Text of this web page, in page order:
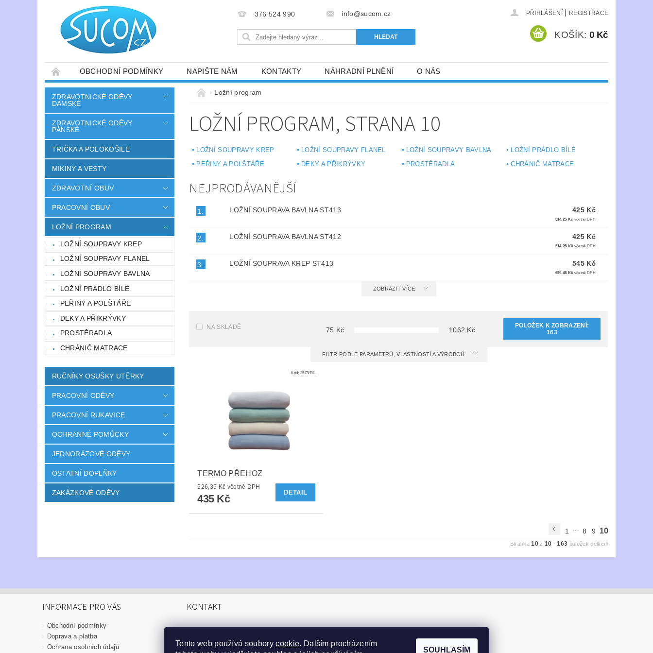
376 524 990 info@sucom.cz PŘIHLÁŠENÍ REGISTRACE
KOŠÍK: 0 Kč
OBCHODNÍ PODMÍNKY NAPIŠTE NÁM KONTAKTY NÁHRADNÍ PLNĚNÍ O NÁS
ZDRAVOTNICKÉ ODĚVY
DÁMSKÉ
ZDRAVOTNICKÉ ODĚVY
PÁNSKÉ
TRIČKA A POLOKOŠILE
MIKINY A VESTY
ZDRAVOTNÍ OBUV
PRACOVNÍ OBUV
LOŽNÍ PROGRAM
LOŽNÍ SOUPRAVY KREP
LOŽNÍ SOUPRAVY FLANEL
LOŽNÍ SOUPRAVY BAVLNA
LOŽNÍ PRÁDLO BÍLÉ
PEŘINY A POLŠTÁŘE
DEKY A PŘIKRÝVKY
PROSTĚRADLA
CHRÁNIČ MATRACE
RUČNÍKY OSUŠKY UTĚRKY
PRACOVNÍ ODĚVY
PRACOVNÍ RUKAVICE
OCHRANNÉ POMŮCKY
JEDNORÁZOVÉ ODĚVY
OSTATNÍ DOPLŇKY
ZAKÁZKOVÉ ODĚVY
Ložní program
LOŽNÍ PROGRAM, STRANA 10
LOŽNÍ SOUPRAVY KREP LOŽNÍ SOUPRAVY FLANEL LOŽNÍ SOUPRAVY BAVLNA
LOŽNÍ PRÁDLO BÍLÉ
PEŘINY A POLŠTÁŘE
DEKY A PŘIKRÝVKY PROSTĚRADLA CHRÁNIČ MATRACE
NEJPRODÁVANĚJŠÍ
1. LOŽNÍ SOUPRAVA BAVLNA ST413 425 Kč
514,25 Kč včetně DPH
2. LOŽNÍ SOUPRAVA BAVLNA ST412 425 Kč
514,25 Kč včetně DPH
3. LOŽNÍ SOUPRAVA KREP ST413 545 Kč
659,45 Kč včetně DPH
ZOBRAZIT VÍCE
NA SKLADĚ 75 Kč 1062 Kč
POLOŽEK K ZOBRAZENÍ:
163
FILTR PODLE PARAMETRŮ, VLASTNOSTÍ A VÝROBCŮ
Kód: 3578/BIL
TERMO PŘEHOZ
526,35 Kč včetně DPH
435 Kč
DETAIL
1 8 9 10
Stránka10z 10 -163 položek celkem
INFORMACE PRO VÁS
Obchodní podmínky
Doprava a platba
Ochrana osobních údajů
KONTAKT
376 524 990
Tento web používá souborycookie. Dalším procházením
SOUHLASÍM